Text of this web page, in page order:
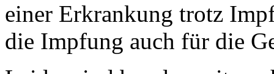
einer Erkrankung trotz
die Impfung auch für die